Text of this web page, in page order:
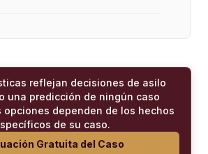
reflejan decisiones de asilo
una predicción de ningún caso
opciones dependen de los hechos
de su caso.
Gratuita del Caso